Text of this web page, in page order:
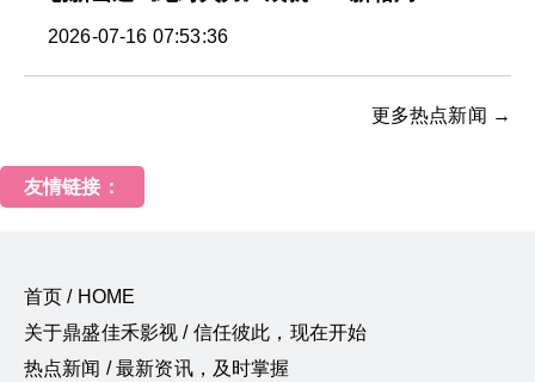
2026-07-16 07:53:36
更多热点新闻 →
友情链接：
首页 / HOME
关于鼎盛佳禾影视 / 信任彼此，现在开始
热点新闻 / 最新资讯，及时掌握